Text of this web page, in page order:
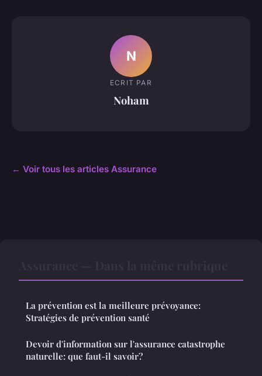
N
ECRIT PAR
Noham
← Voir tous les articles Assurance
La prévention est la meilleure prévoyance:
Stratégies de prévention santé
Devoir d'information sur l'assurance catastrophe
naturelle: que faut-il savoir?